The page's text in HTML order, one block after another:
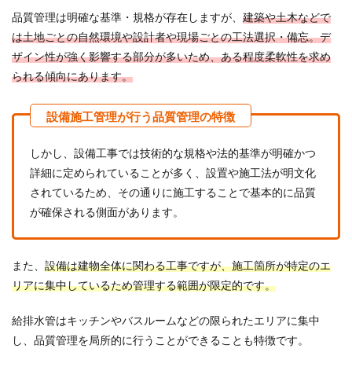
品質管理は明確な基準・規格が存在しますが、 建築や土木などで
は土地ごとの自然環境や設計者や現場ごとの工法選択・備忘。デ
ザイン性が強く影響する部分が多いため、ある程度柔軟性を求め
られる傾向にあります。
しかし、設備工事では技術的な規格や法的基準が明確かつ
詳細に定められていることが多く、設置や施工法が明文化
されているため、その通りに施工することで基本的に品質
が確保される側面があります。
また、 設備は建物全体に関わる工事ですが、施工箇所が特定のエ
リアに集中しているため管理する範囲が限定的です。
給排水管はキッチンやバスルームなどの限られたエリアに集中
し、品質管理を局所的に行うことができることも特徴です。